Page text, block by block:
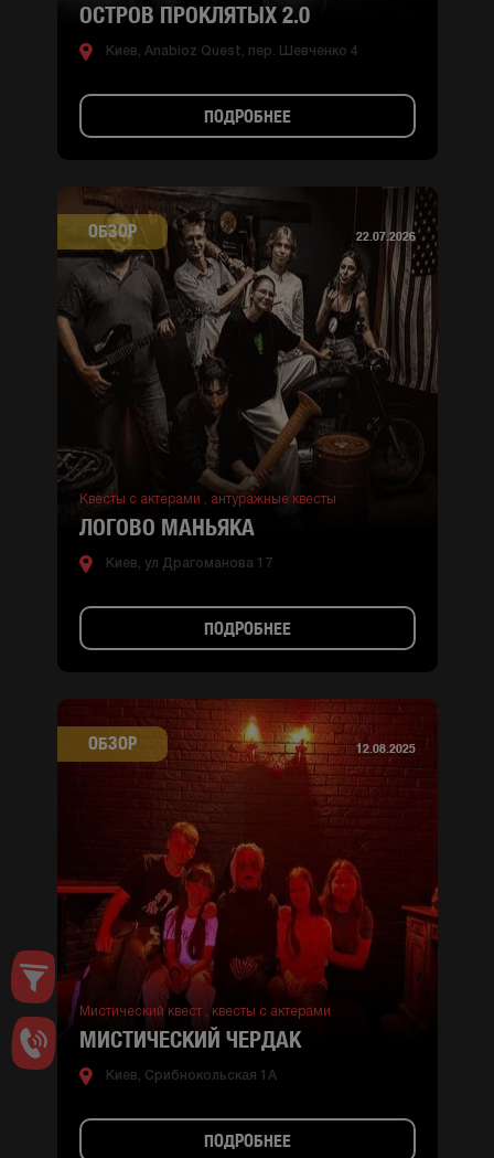
ОСТРОВ ПРОКЛЯТЫХ 2.0
Киев, Anabioz Quest, пер. Шевченко 4
ПОДРОБНЕЕ
ОБЗОР 22.07.2026
Квесты с актерами , антуражные квесты
ЛОГОВО МАНЬЯКА
Киев, ул Драгоманова 17
ПОДРОБНЕЕ
ОБЗОР 12.08.2025
Мистический квест , квесты с актерами
МИСТИЧЕСКИЙ ЧЕРДАК
Киев, Срибнокольская 1А
ПОДРОБНЕЕ